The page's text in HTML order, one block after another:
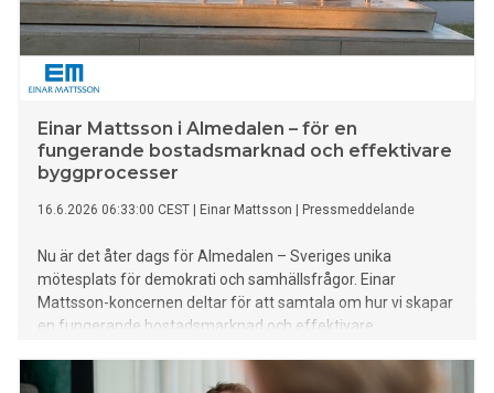
Einar Mattsson i Almedalen – för en
fungerande bostadsmarknad och effektivare
byggprocesser
16.6.2026 06:33:00 CEST Einar Mattsson Pressmeddelande
Nu är det åter dags för Almedalen – Sveriges unika
mötesplats för demokrati och samhällsfrågor. Einar
Mattsson-koncernen deltar för att samtala om hur vi skapar
en fungerande bostadsmarknad och effektivare